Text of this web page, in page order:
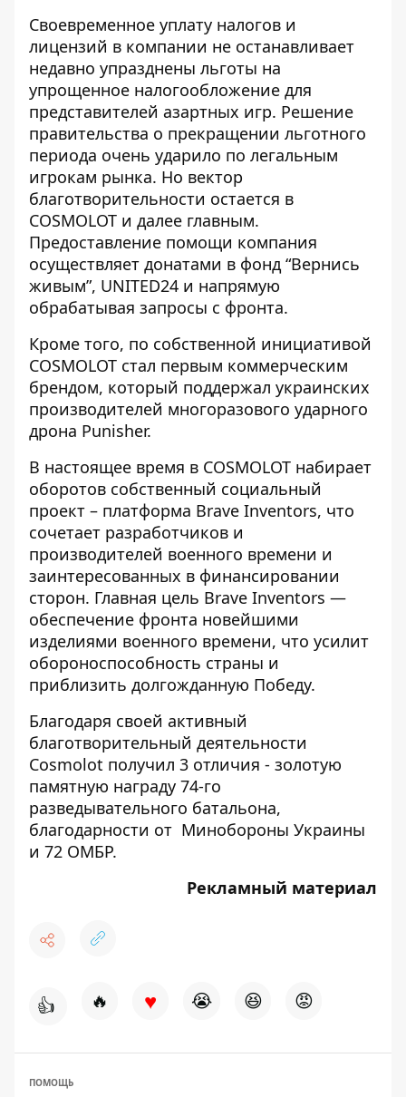
Своевременное уплату налогов и
лицензий в компании не останавливает
недавно упразднены льготы на
упрощенное налогообложение для
представителей азартных игр. Решение
правительства о прекращении льготного
периода очень ударило по легальным
игрокам рынка. Но вектор
благотворительности остается в
COSMOLOT и далее главным.
Предоставление помощи компания
осуществляет донатами в фонд “Вернись
живым”, UNITED24 и напрямую
обрабатывая запросы с фронта.
Кроме того, по собственной инициативой
COSMOLOT стал первым коммерческим
брендом, который поддержал украинских
производителей многоразового ударного
дрона Punisher.
В настоящее время в COSMOLOT набирает
оборотов собственный социальный
проект – платформа Brave Inventors, что
сочетает разработчиков и
производителей военного времени и
заинтересованных в финансировании
сторон. Главная цель Brave Inventors —
обеспечение фронта новейшими
изделиями военного времени, что усилит
обороноспособность страны и
приблизить долгожданную Победу.
Благодаря своей активный
благотворительный деятельности
Cosmolot получил 3 отличия - золотую
памятную награду 74-го
разведывательного батальона,
благодарности от Минобороны Украины
и 72 ОМБР.
Рекламный материал
👍 🔥 ♥ 😭 😆 😡
ПОМОЩЬ